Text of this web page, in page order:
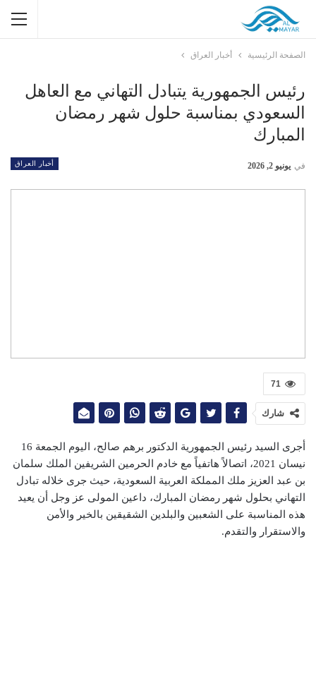
الصفحة الرئيسية أخبار العراق
رئيس الجمهورية يتبادل التهاني مع العاهل
السعودي بمناسبة حلول شهر رمضان
المبارك
أخبار العراق في يونيو 2, 2026
71
شارك
أجرى السيد رئيس الجمهورية الدكتور برهم صالح، اليوم الجمعة 16
نيسان 2021، اتصالاً هاتفياً مع خادم الحرمين الشريفين الملك سلمان
بن عبد العزيز ملك المملكة العربية السعودية، حيث جرى خلاله تبادل
التهاني بحلول شهر رمضان المبارك، داعين المولى عز وجل أن يعيد
هذه المناسبة على الشعبين والبلدين الشقيقين بالخير والأمن
والاستقرار والتقدم.